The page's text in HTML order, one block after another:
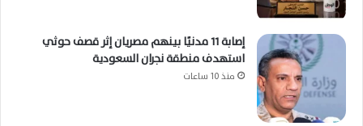
إصابة 11 مدنيًا بينهم مصريان إثر قصف حوثي
استهدف منطقة نجران السعودية
منذ 10 ساعات